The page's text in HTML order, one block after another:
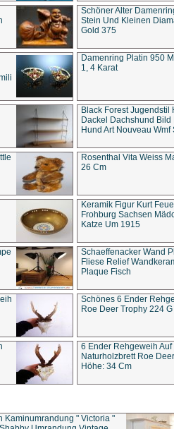
Schöner Alter
Stein Und Kleinen
Gold 375
Damenring Platin 950
1, 4 Karat
Black Forest Jugendstil
Dackel Dachshund Bild
Hund Art Nouveau Wmf
Rosenthal Vita Weiss
26 Cm
Keramik Figur Kurt
Frohburg Sachsen
Katze Um 1915
Schaeffenacker Wand
Fliese Relief
Plaque Fisch
Schönes 6 Ender
Roe Deer Trophy 224 G
6 Ender Rehgeweih Auf
Naturholzbrett Roe
Höhe: 34 Cm
Kaminumrandung " Victoria "